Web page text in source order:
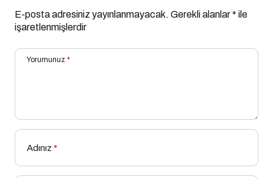
E-posta adresiniz yayınlanmayacak. Gerekli alanlar* ile
işaretlenmişlerdir
Yorumunuz *
Adınız *